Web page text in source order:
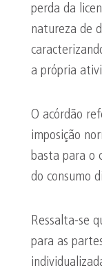
perda da
natureza de
a própria
O acórdão
imposição
basta para o
do consumo
Ressalta-se
para as